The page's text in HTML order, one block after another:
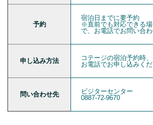
予約
宿泊日までに要予約
※直前でも対応できる
で、お電話でお問い合わ
申し込み方法
コテージの宿泊予約時
お電話でお申し込みくだ
問い合わせ先
ビジターセンター
0887-72-9670